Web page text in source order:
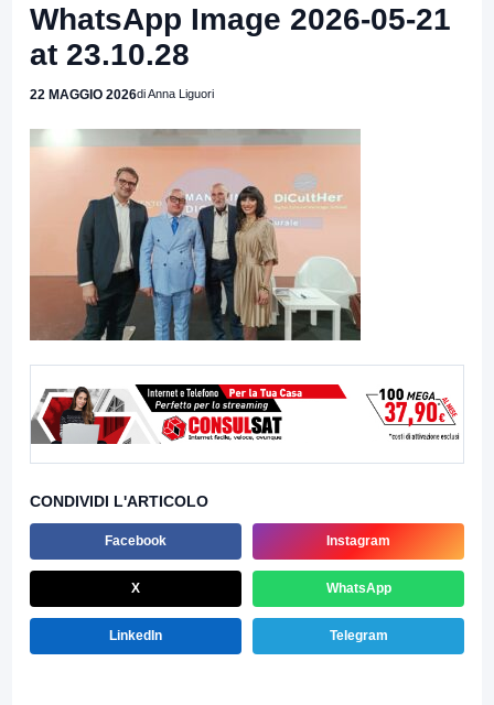
WhatsApp Image 2026-05-21
at 23.10.28
22 MAGGIO 2026di Anna Liguori
CONDIVIDI L'ARTICOLO
Facebook Instagram
X WhatsApp
LinkedIn Telegram